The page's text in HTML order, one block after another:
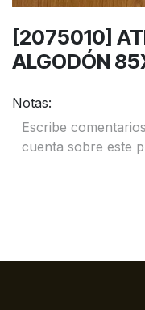
[2075010]
ALGODÓN
Notas: